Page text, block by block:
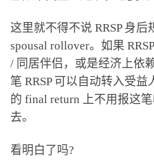
这里就不得不说 RRSP 身
spousal rollover。如果
/ 同居伴侣，或是经济上依
笔 RRSP 可以自动转入受益
的 final return 上不用报这
去。
看明白了吗?